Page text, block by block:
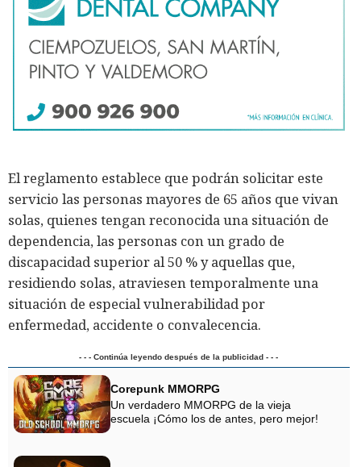
El reglamento establece que podrán solicitar este
servicio las personas mayores de 65 años que vivan
solas, quienes tengan reconocida una situación de
dependencia, las personas con un grado de
discapacidad superior al 50 % y aquellas que,
residiendo solas, atraviesen temporalmente una
situación de especial vulnerabilidad por
enfermedad, accidente o convalecencia.
- - - Continúa leyendo después de la publicidad - - -
Corepunk MMORPG
Un verdadero MMORPG de la vieja
escuela ¡Cómo los de antes, pero mejor!